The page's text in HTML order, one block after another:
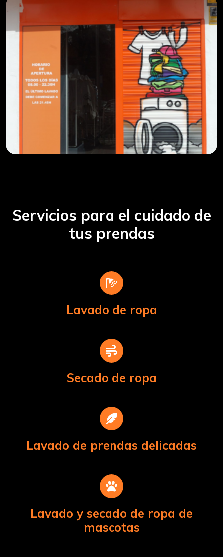
Servicios para el cuidado de
tus prendas
Lavado de ropa
Secado de ropa
Lavado de prendas delicadas
Lavado y secado de ropa de
mascotas